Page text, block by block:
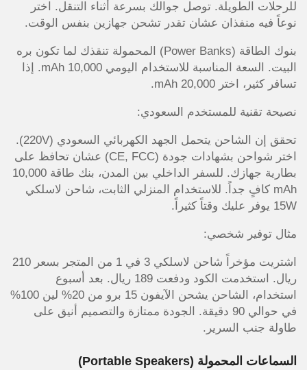
للرحلات الطويلة. توصل جوالك بسرعة أثناء التنقل. اختر
نوعاً فيه منفذان عشان تقدر تشحن جهازين بنفس الوقت.
بنوك الطاقة (Power Banks) المحمولة تنقذك لما تكون بره
البيت. السعة المناسبة للاستخدام اليومي 10,000 mAh. إذا
تسافر كثير، اختر 20,000 mAh.
نصيحة تقنية للمستخدم السعودي:
تحقق إن الشاحن يتحمل الجهد الكهربائي السعودي (220V).
اختر شواحن بشهادات جودة (CE, FCC) عشان تحافظ على
بطارية جهازك. للسفر الداخلي بين المدن، بنك طاقة 10,000
mAh كافٍ جداً. للاستخدام المنزلي الثابت، شاحن لاسلكي
15W يوفر عليك وقتاً كثيراً.
مثال توفير شخصي:
اشتريت مؤخراً شاحن لاسلكي 3 في 1 من المتجر بسعر 210
ريال. استخدمت الكود ودفعت 189 ريال. بعد أسبوع
استخدام، الشاحن يشحن الآيفون 15 برو من 20% لين 100%
في حوالي 90 دقيقة. الجودة ممتازة والتصميم أنيق على
طاولة جنب السرير.
السماعات المحمولة (Portable Speakers)